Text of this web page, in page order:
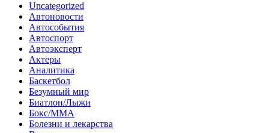
Uncategorized
Автоновости
Автособытия
Автоспорт
Автоэксперт
Актеры
Аналитика
Баскетбол
Безумный мир
Биатлон/Лыжи
Бокс/MMA
Болезни и лекарства